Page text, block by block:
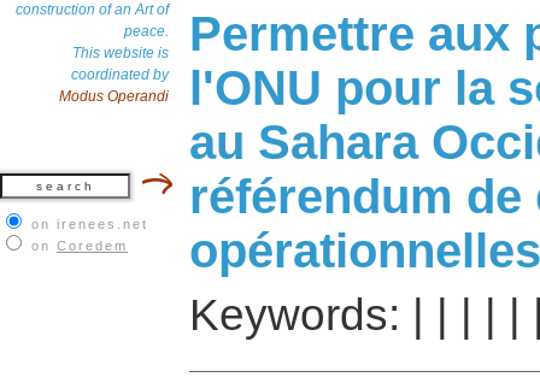
construction of an Art of
peace.
This website is
coordinated by
Modus Operandi
on irenees.net
on Coredem
Permettre aux
l'ONU pour la
au Sahara
référendum de
opérationnelles
Keywords: